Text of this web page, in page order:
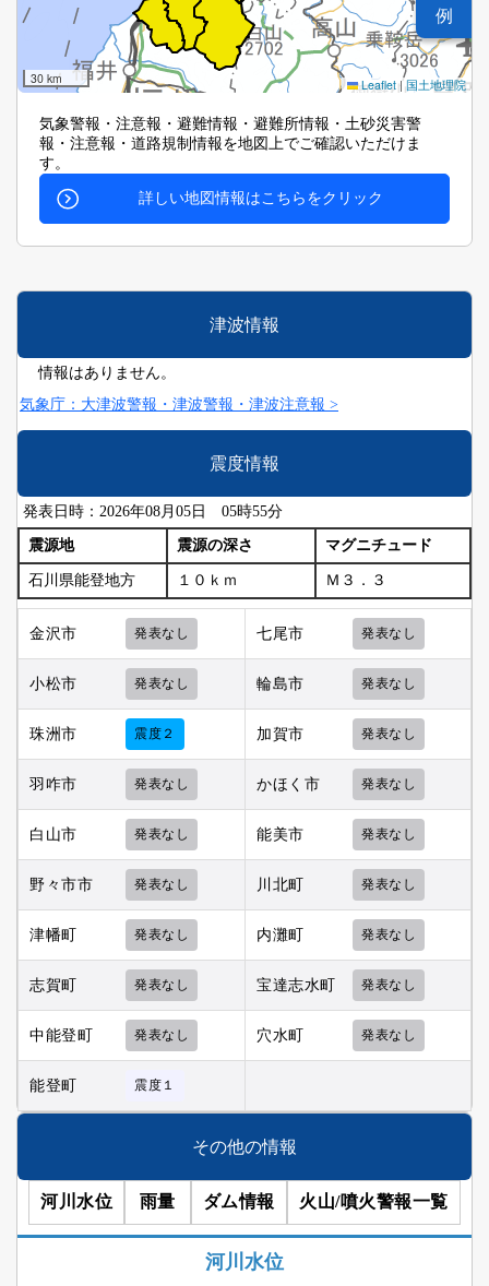
例
30 km Leaflet | 国土地理院
気象警報・注意報・避難情報・避難所情報・土砂災害警
報・注意報・道路規制情報を地図上でご確認いただけま
す。
詳しい地図情報はこちらをクリック
津波情報
情報はありません。
気象庁：大津波警報・津波警報・津波注意報 >
震度情報
発表日時：2026年08月05日 05時55分
震源地 震源の深さ マグニチュード
石川県能登地方 １０ｋｍ Ｍ３．３
金沢市 発表なし 七尾市 発表なし
小松市 発表なし 輪島市 発表なし
珠洲市 震度２ 加賀市 発表なし
羽咋市 発表なし かほく市 発表なし
白山市 発表なし 能美市 発表なし
野々市市 発表なし 川北町 発表なし
津幡町 発表なし 内灘町 発表なし
志賀町 発表なし 宝達志水町 発表なし
中能登町 発表なし 穴水町 発表なし
能登町 震度１
その他の情報
河川水位 雨量 ダム情報 火山/噴火警報一覧
河川水位